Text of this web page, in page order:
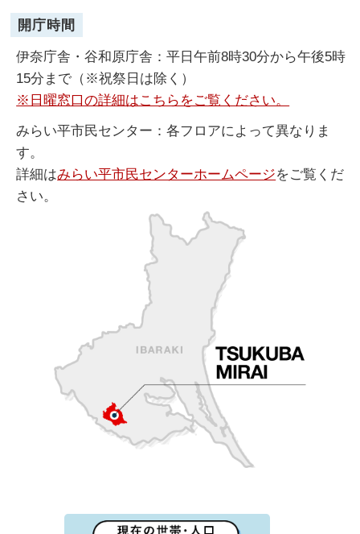
開庁時間
伊奈庁舎・谷和原庁舎：平日午前8時30分から午後5時
15分まで（※祝祭日は除く）
※日曜窓口の詳細はこちらをご覧ください。
みらい平市民センター：各フロアによって異なりま
す。
詳細はみらい平市民センターホームページをご覧くだ
さい。